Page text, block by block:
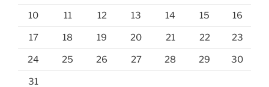
10 11 12 13 14 15 16
17 18 19 20 21 22 23
24 25 26 27 28 29 30
31